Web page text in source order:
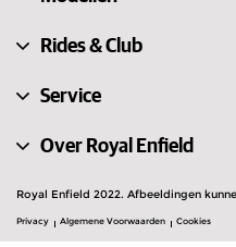
Rides & Club
Service
Over Royal Enfield
Royal Enfield 2022. Afbeeldingen
Privacy Algemene Voorwaarden Cookies